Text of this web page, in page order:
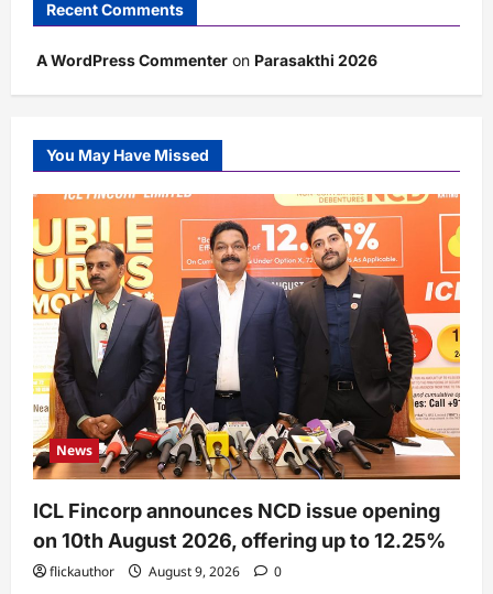
Recent Comments
A WordPress Commenter on Parasakthi 2026
You May Have Missed
News
ICL Fincorp announces NCD issue opening
on 10th August 2026, offering up to 12.25%
flickauthor August 9, 2026 0